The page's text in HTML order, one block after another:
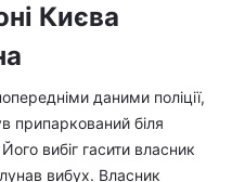
Києва
даними поліції,
припаркований біля
вибіг гасити власник
вибух. Власник